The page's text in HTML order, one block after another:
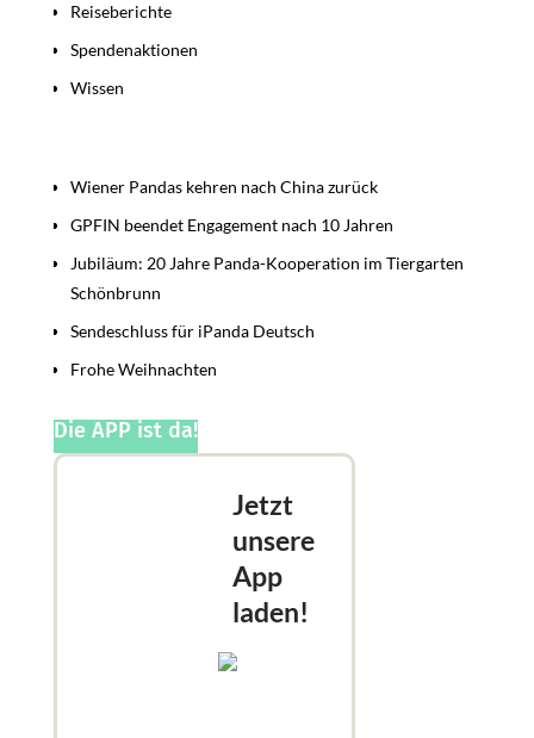
Reiseberichte
Spendenaktionen
Wissen
Wiener Pandas kehren nach China zurück
GPFIN beendet Engagement nach 10 Jahren
Jubiläum: 20 Jahre Panda-Kooperation im Tiergarten
Schönbrunn
Sendeschluss für iPanda Deutsch
Frohe Weihnachten
Die APP ist da!
Jetzt
unsere
App
laden!